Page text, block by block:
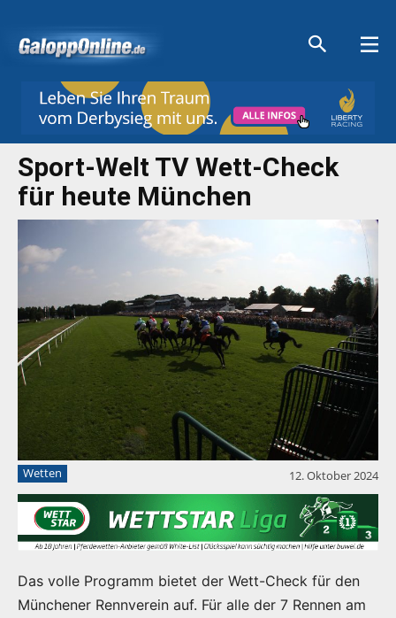
Sport-Welt TV Wett-Check
für heute München
Wetten 12. Oktober 2024
Das volle Programm bietet der Wett-Check für den
Münchener Rennverein auf. Für alle der 7 Rennen am